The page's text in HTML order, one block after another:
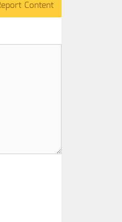
Content